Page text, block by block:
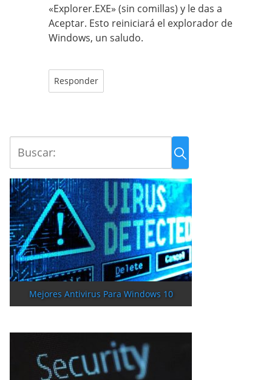
«Explorer.EXE» (sin comillas) y le das a
Aceptar. Esto reiniciará el explorador de
Windows, un saludo.
Responder
Mejores Antivirus Para Windows 10